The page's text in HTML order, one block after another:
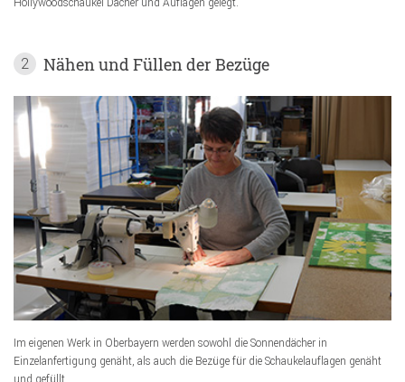
2 Nähen und Füllen der Bezüge
Im eigenen Werk in Oberbayern werden sowohl die Sonnendächer in
Einzelanfertigung genäht, als auch die Bezüge für die Schaukelauflagen genäht
und gefüllt.